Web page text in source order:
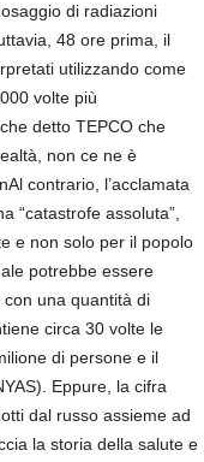
di radiazioni
48 ore prima, il
utilizzando come
volte più
detto TEPCO che
non ce ne è
contrario, l’acclamata
“catastrofe assoluta”,
e non solo per il popolo
potrebbe essere
una quantità di
circa 30 volte le
di persone e il
Eppure, la cifra
dal russo assieme ad
la storia della salute e